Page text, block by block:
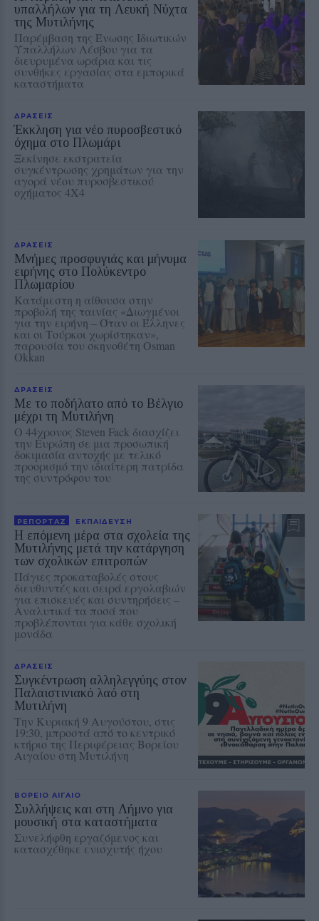
υπαλλήλων για τη Λευκή Νύχτα
της Μυτιλήνης
Παρέμβαση της Ένωσης Ιδιωτικών
Υπαλλήλων Λέσβου για τα
διευρυμένα ωράρια και τις
συνθήκες εργασίας στα εμπορικά
καταστήματα
ΔΡΑΣΕΙΣ
Έκκληση για νέο πυροσβεστικό
όχημα στο Πλωμάρι
Ξεκίνησε εκστρατεία
συγκέντρωσης χρημάτων για την
αγορά νέου πυροσβεστικού
οχήματος 4Χ4
ΔΡΑΣΕΙΣ
Μνήμες προσφυγιάς και μήνυμα
ειρήνης στο Πολύκεντρο
Πλωμαρίου
Κατάμεστη η αίθουσα στην
προβολή της ταινίας «Διωγμένοι
για την ειρήνη – Όταν οι Έλληνες
και οι Τούρκοι χωρίστηκαν»,
παρουσία του σκηνοθέτη Osman
Okkan
ΔΡΑΣΕΙΣ
Με το ποδήλατο από το Βέλγιο
μέχρι τη Μυτιλήνη
Ο 44χρονος Steven Fack διασχίζει
την Ευρώπη σε μια προσωπική
δοκιμασία αντοχής με τελικό
προορισμό την ιδιαίτερη πατρίδα
της συντρόφου του
ΡΕΠΟΡΤΑΖ ΕΚΠΑΙΔΕΥΣΗ
Η επόμενη μέρα στα σχολεία της
Μυτιλήνης μετά την κατάργηση
των σχολικών επιτροπών
Πάγιες προκαταβολές στους
διευθυντές και σειρά εργολαβιών
για επισκευές και συντηρήσεις –
Αναλυτικά τα ποσά που
προβλέπονται για κάθε σχολική
μονάδα
ΔΡΑΣΕΙΣ
Συγκέντρωση αλληλεγγύης στον
Παλαιστινιακό λαό στη
Μυτιλήνη
Την Κυριακή 9 Αυγούστου, στις
19:30, μπροστά από το κεντρικό
κτήριο της Περιφέρειας Βορείου
Αιγαίου στη Μυτιλήνη
ΒΟΡΕΙΟ ΑΙΓΑΙΟ
Συλλήψεις και στη Λήμνο για
μουσική στα καταστήματα
Συνελήφθη εργαζόμενος και
κατασχέθηκε ενισχυτής ήχου